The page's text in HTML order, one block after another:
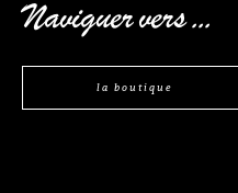
Naviguer vers ...
la boutique